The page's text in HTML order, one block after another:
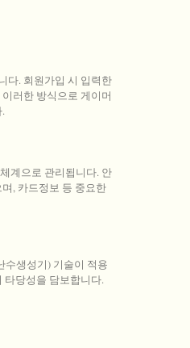
다. 회원가입 시 입력한
러한 방식으로 게이머
계으로 관리됩니다. 안
, 카드정보 등 중요한
수생성기) 기술이 적용
타당성을 담보합니다.